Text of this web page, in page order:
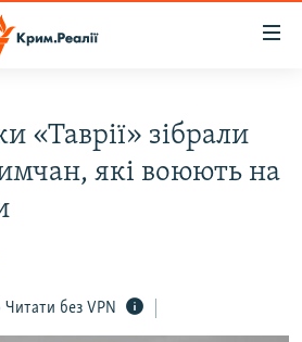
«Таврії» зібрали
які воюють на
Читати без VPN